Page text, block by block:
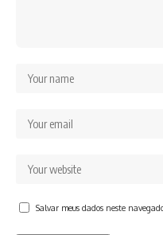
Salvar meus dados neste